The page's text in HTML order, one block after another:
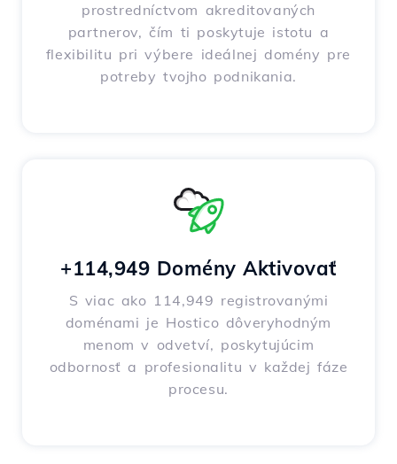
prostredníctvom akreditovaných
partnerov, čím ti poskytuje istotu a
flexibilitu pri výbere ideálnej domény pre
potreby tvojho podnikania.
+114,949 Domény Aktivovať
S viac ako 114,949 registrovanými
doménami je Hostico dôveryhodným
menom v odvetví, poskytujúcim
odbornosť a profesionalitu v každej fáze
procesu.